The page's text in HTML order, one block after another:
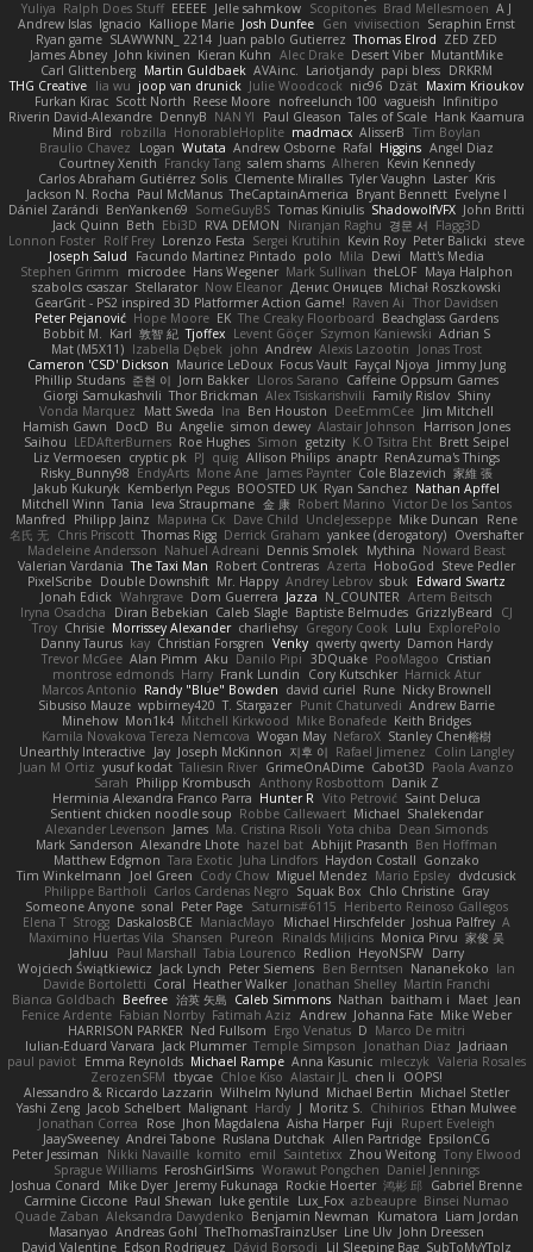
Yuliya Ralph Does Stuff EEEEE Jelle sahmkow Scopitones Brad Mellesmoen A J
Andrew Islas Ignacio Kalliope Marie Josh Dunfee Gen viviisection Seraphin Ernst
Ryan game SLAWWNN_ 2214 Juan pablo Gutierrez Thomas Elrod ZED ZED
James Abney John kivinen Kieran Kuhn Alec Drake Desert Viber MutantMike
Carl Glittenberg Martin Guldbaek AVAinc. Lariotjandy papi bless DRKRM
THG Creative lia wu joop van drunick Julie Woodcock nic96 Dzät Maxim Krioukov
Furkan Kirac Scott North Reese Moore nofreelunch 100 vagueish Infinitipo
Riverin David-Alexandre DennyB NAN YI Paul Gleason Tales of Scale Hank Kaamura
Mind Bird
robzilla HonorableHoplite madmacx AlisserB Tim Boylan
Braulio Chavez
Logan Wutata Andrew Osborne Rafal Higgins Angel Diaz
Courtney Xenith Francky Tang salem shams Alheren Kevin Kennedy
Carlos Abraham Gutiérrez Solis Clemente Miralles Tyler Vaughn Laster Kris
Jackson N. Rocha Paul McManus TheCaptainAmerica Bryant Bennett Evelyne I
Dániel Zarándi BenYanken69 SomeGuyBS Tomas Kiniulis ShadowolfVFX John Britti
Jack Quinn Beth Ebi3D RVA DEMON Niranjan Raghu 경문 서 Flagg3D
Lonnon Foster Rolf Frey Lorenzo Festa Sergei Krutihin Kevin Roy Peter Balicki steve
Joseph Salud
Facundo Martinez Pintado polo Mila Dewi
Matt's Media
Stephen Grimm
microdee Hans Wegener Mark Sullivan theLOF Maya Halphon
szabolcs csaszar Stellarator Now Eleanor Денис Оницев Michał Roszkowski
GearGrit - PS2 inspired 3D Platformer Action Game! Raven Ai Thor Davidsen
Peter Pejanović Hope Moore EK The Creaky Floorboard Beachglass Gardens
Bobbit M. Karl 敦智 紀 Tjoffex Levent Göçer Szymon Kaniewski Adrian S
Mat (M5X11) Izabella Dębek john Andrew Alexis Lazootin
Jonas Trost
Cameron 'CSD' Dickson Maurice LeDoux Focus Vault Fayçal Njoya Jimmy Jung
Phillip Studans 준현 이 Jorn Bakker Lloros Sarano Caffeine Oppsum Games
Giorgi Samukashvili Thor Brickman Alex Tsiskarishvili Family Rislov Shiny
Vonda Marquez
Matt Sweda Ina Ben Houston DeeEmmCee Jim Mitchell
Hamish Gawn
DocD Bu Angelie simon dewey Alastair Johnson
Harrison Jones
Saihou LEDAfterBurners Roe Hughes Simon getzity K.O Tsitra Eht Brett Seipel
Liz Vermoesen cryptic pk PJ quig Allison Philips anaptr RenAzuma's Things
Risky_Bunny98 EndyArts Mone Ane James Paynter Cole Blazevich 家維 張
Jakub Kukuryk Kemberlyn Pegus BOOSTED UK Ryan Sanchez Nathan Apffel
Mitchell Winn Tania Ieva Straupmane 金 康 Robert Marino Victor De los Santos
Manfred
Philipp Jainz Марина Ск Dave Child UncleJesseppe Mike Duncan
Rene
名氏 无 Chris Priscott Thomas Rigg Derrick Graham yankee (derogatory) Overshafter
Madeleine Andersson Nahuel Adreani Dennis Smolek Mythina Noward Beast
Valerian Vardania The Taxi Man Robert Contreras Azerta HoboGod Steve Pedler
PixelScribe Double Downshift Mr. Happy Andrey Lebrov sbuk Edward Swartz
Jonah Edick Wahrgrave Dom Guerrera Jazza N_COUNTER Artem Beitsch
Iryna Osadcha
Diran Bebekian Caleb Slagle Baptiste Belmudes GrizzlyBeard
CJ
Troy Chrisie Morrissey Alexander charliehsy Gregory Cook Lulu ExplorePolo
Danny Taurus kay Christian Forsgren Venky qwerty qwerty Damon Hardy
Trevor McGee Alan Pimm Aku Danilo Pipi 3DQuake PooMagoo Cristian
montrose edmonds Harry Frank Lundin Cory Kutschker Harnick Atur
Marcos Antonio Randy "Blue" Bowden david curiel Rune Nicky Brownell
Sibusiso Mauze wpbirney420 T. Stargazer Punit Chaturvedi Andrew Barrie
Minehow Mon1k4 Mitchell Kirkwood Mike Bonafede Keith Bridges
Kamila Novakova Tereza Nemcova Wogan May NefaroX Stanley Chen榕樹
Unearthly Interactive Jay Joseph McKinnon 지후 이 Rafael Jimenez
Colin Langley
Juan M Ortiz yusuf kodat Taliesin River GrimeOnADime Cabot3D Paola Avanzo
Sarah Philipp Krombusch Anthony Rosbottom Danik Z
Herminia Alexandra Franco Parra Hunter R Vito Petrović Saint Deluca
Sentient chicken noodle soup Robbe Callewaert Michael Shalekendar
Alexander Levenson James Ma. Cristina Risoli Yota chiba Dean Simonds
Mark Sanderson Alexandre Lhote hazel bat Abhijit Prasanth Ben Hoffman
Matthew Edgmon Tara Exotic Juha Lindfors Haydon Costall Gonzako
Tim Winkelmann
Joel Green Cody Chow Miguel Mendez Mario Epsley dvdcusick
Philippe Bartholi Carlos Cardenas Negro Squak Box Chlo Christine Gray
Someone Anyone sonal Peter Page Saturnis#6115 Heriberto Reinoso Gallegos
Elena T Strogg DaskalosBCE ManiacMayo Michael Hirschfelder Joshua Palfrey A
Maximino Huertas Vila Shansen Pureon Rinalds Miļicins Monica Pirvu 家俊 吴
Jahluu
Paul Marshall Tabia Lourenco Redlion HeyoNSFW Darry
Wojciech Świątkiewicz Jack Lynch Peter Siemens Ben Berntsen Nananekoko Ian
Davide Bortoletti Coral Heather Walker Jonathan Shelley Martín Franchi
Bianca Goldbach Beefree 治英 矢島 Caleb Simmons Nathan baitham i Maet Jean
Fenice Ardente Fabian Norrby Fatimah Aziz Andrew Johanna Fate Mike Weber
HARRISON PARKER Ned Fullsom Ergo Venatus D Marco De mitri
Iulian-Eduard Varvara Jack Plummer Temple Simpson Jonathan Diaz Jadriaan
paul paviot Emma Reynolds Michael Rampe Anna Kasunic mleczyk Valeria Rosales
ZerozenSFM tbycae Chloe Kiso Alastair JL chen li
OOPS!
Alessandro & Riccardo Lazzarin Wilhelm Nylund Michael Bertin Michael Stetler
Yashi Zeng Jacob Schelbert Malignant Hardy J Moritz S. Chihirios Ethan Mulwee
Jonathan Correa
Rose Jhon Magdalena Aisha Harper Fuji
Rupert Eveleigh
JaaySweeney Andrei Tabone Ruslana Dutchak Allen Partridge EpsilonCG
Peter Jessiman
Nikki Navaille komito emil Saintetixx Zhou Weitong Tony Elwood
Sprague Williams FeroshGirlSims Worawut Pongchen Daniel Jennings
Joshua Conard
Mike Dyer Jeremy Fukunaga Rockie Hoerter 鸿彬 邱 Gabriel Brenne
Carmine Ciccone Paul Shewan luke gentile Lux_Fox azbeaupre Binsei Numao
Quade Zaban Aleksandra Davydenko Benjamin Newman Kumatora Liam Jordan
Masanyao Andreas Gohl TheThomasTrainzUser Line Ulv John Dreessen
David Valentine Edson Rodriguez Dávid Borsodi Lil Sleeping Bag SubToMyYTplz